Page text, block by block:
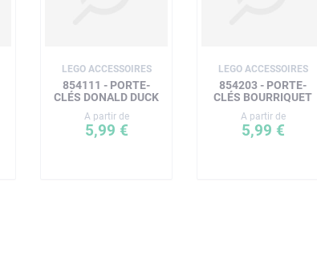
LEGO ACCESSOIRES
854111 - PORTE-
CLÉS DONALD DUCK
A partir de
5,99 €
LEGO ACCESSOIRES
854203 - PORTE-
CLÉS BOURRIQUET
A partir de
5,99 €